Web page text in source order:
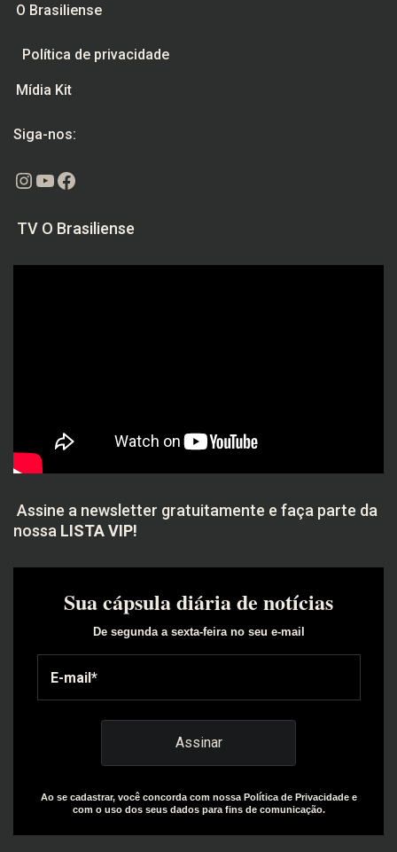
O Brasiliense
Política de privacidade
Mídia Kit
Siga-nos:
Instagram
Youtube
Facebook
TV O Brasiliense
Assine a newsletter gratuitamente e faça parte da
nossa LISTA VIP!
Sua cápsula diária de notícias
De segunda a sexta-feira no seu e-mail
Ao se cadastrar, você concorda com nossa Política de Privacidade e
com o uso dos seus dados para fins de comunicação.